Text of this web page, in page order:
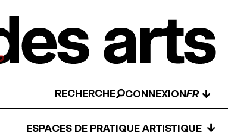
RECHERCHE CONNEXION ↓
ESPACES DE PRATIQUE ARTISTIQUE ↓